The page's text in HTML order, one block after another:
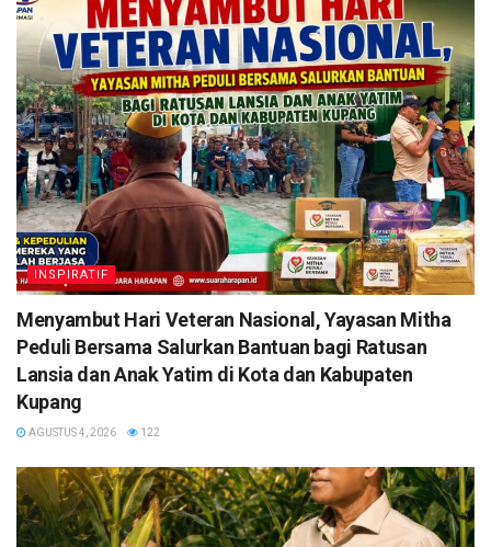
INSPIRATIF
​Menyambut Hari Veteran Nasional, Yayasan Mitha
Peduli Bersama Salurkan Bantuan bagi Ratusan
Lansia dan Anak Yatim di Kota dan Kabupaten
Kupang
AGUSTUS 4, 2026 122